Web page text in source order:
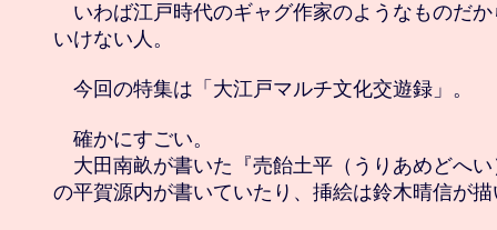
いわば江戸時代のギャグ作家のようなものだ
いけない人。
今回の特集は「大江戸マルチ文化交遊録」。
確かにすごい。
大田南畝が書いた『売飴土平（うりあめどへ
の平賀源内が書いていたり、挿絵は鈴木晴信が